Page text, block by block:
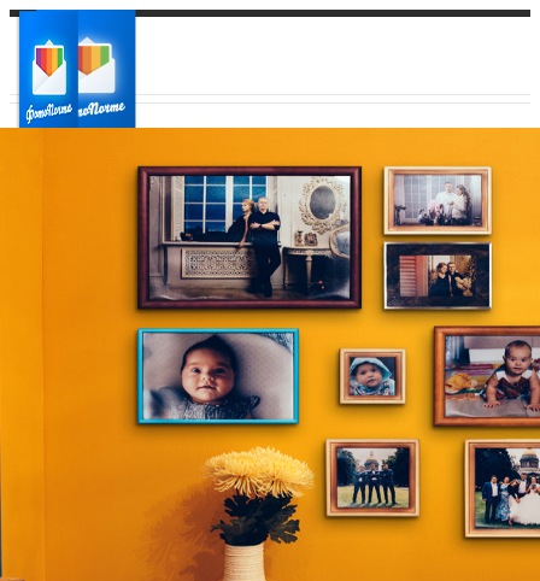
Ваш регион доставки
Выберите из списка: